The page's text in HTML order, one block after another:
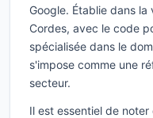
Google. Établie dans
Cordes, avec le code
spécialisée dans le
s'impose comme une
secteur.
Il est essentiel de